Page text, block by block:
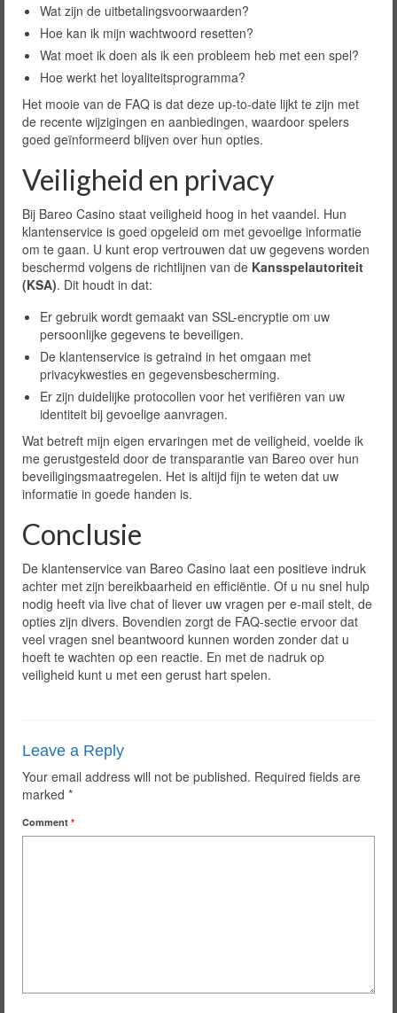
Wat zijn de uitbetalingsvoorwaarden?
Hoe kan ik mijn wachtwoord resetten?
Wat moet ik doen als ik een probleem heb met een spel?
Hoe werkt het loyaliteitsprogramma?
Het mooie van de FAQ is dat deze up-to-date lijkt te zijn met
de recente wijzigingen en aanbiedingen, waardoor spelers
goed geïnformeerd blijven over hun opties.
Veiligheid en privacy
Bij Bareo Casino staat veiligheid hoog in het vaandel. Hun
klantenservice is goed opgeleid om met gevoelige informatie
om te gaan. U kunt erop vertrouwen dat uw gegevens worden
beschermd volgens de richtlijnen van de Kansspelautoriteit
(KSA). Dit houdt in dat:
Er gebruik wordt gemaakt van SSL-encryptie om uw
persoonlijke gegevens te beveiligen.
De klantenservice is getraind in het omgaan met
privacykwesties en gegevensbescherming.
Er zijn duidelijke protocollen voor het verifiëren van uw
identiteit bij gevoelige aanvragen.
Wat betreft mijn eigen ervaringen met de veiligheid, voelde ik
me gerustgesteld door de transparantie van Bareo over hun
beveiligingsmaatregelen. Het is altijd fijn te weten dat uw
informatie in goede handen is.
Conclusie
De klantenservice van Bareo Casino laat een positieve indruk
achter met zijn bereikbaarheid en efficiëntie. Of u nu snel hulp
nodig heeft via live chat of liever uw vragen per e-mail stelt, de
opties zijn divers. Bovendien zorgt de FAQ-sectie ervoor dat
veel vragen snel beantwoord kunnen worden zonder dat u
hoeft te wachten op een reactie. En met de nadruk op
veiligheid kunt u met een gerust hart spelen.
Leave a Reply
Your email address will not be published. Required fields are
marked *
Comment *